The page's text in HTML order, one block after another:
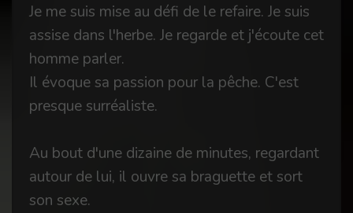
Je me suis mise au défi de le refaire. Je suis
assise dans l'herbe. Je regarde et j'écoute cet
homme parler.
Il évoque sa passion pour la pêche. C'est
presque surréaliste.
Au bout d'une dizaine de minutes, regardant
autour de lui, il ouvre sa braguette et sort
son sexe.